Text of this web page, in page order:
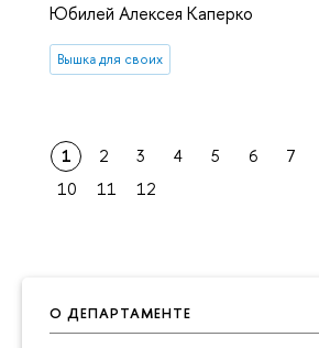
О ДЕПАРТАМЕНТЕ
Юбилей Алексея Каперко
Вышка для своих
1 2 3 4 5 6 7
10
11 12